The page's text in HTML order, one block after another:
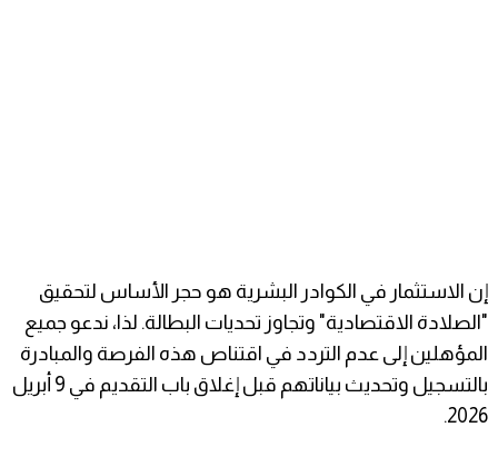
​إن الاستثمار في الكوادر البشرية هو حجر الأساس لتحقيق
"الصلادة الاقتصادية" وتجاوز تحديات البطالة. لذا، ندعو جميع
المؤهلين إلى عدم التردد في اقتناص هذه الفرصة والمبادرة
بالتسجيل وتحديث بياناتهم قبل إغلاق باب التقديم في 9 أبريل
2026.